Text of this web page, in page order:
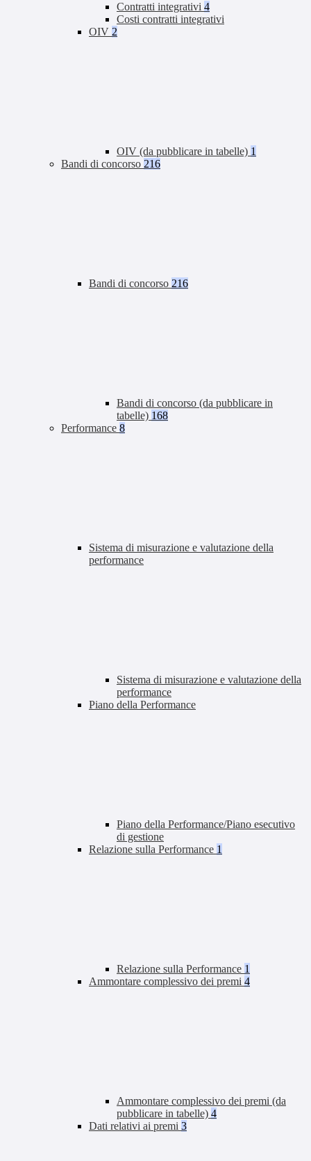
Contratti integrativi 4
Costi contratti integrativi
OIV 2
OIV (da pubblicare in tabelle) 1
Bandi di concorso 216
Bandi di concorso 216
Bandi di concorso (da pubblicare in
tabelle) 168
Performance 8
Sistema di misurazione e valutazione della
performance
Sistema di misurazione e valutazione della
performance
Piano della Performance
Piano della Performance/Piano esecutivo
di gestione
Relazione sulla Performance 1
Relazione sulla Performance 1
Ammontare complessivo dei premi 4
Ammontare complessivo dei premi (da
pubblicare in tabelle) 4
Dati relativi ai premi 3